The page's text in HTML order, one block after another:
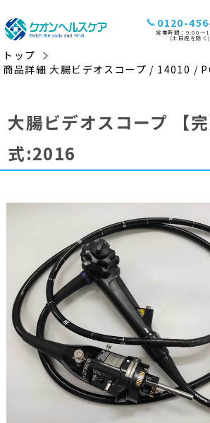
0120-
営業時間：9:00〜
(土日祝を除く)
トップ
商品詳細 大腸ビデオスコープ / 14010 /
大腸ビデオスコープ 【
式:2016